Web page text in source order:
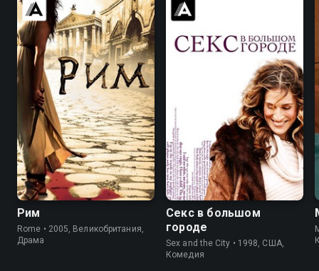
8.4 8.7
Рим
Rome • 2005, Великобритания,
Драма
8.2 7.4
Секс в большом
городе
Sex and the City • 1998, США,
Комедия